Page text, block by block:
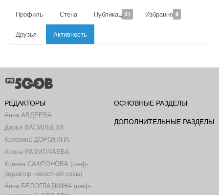
Профиль Стена Публикации
21 Избранное9
Друзья Активность
РЕДАКТОРЫ
Анна АВДЕЕВА
Дарья ВАСИЛЬЕВА
Катерина ДОРОХИНА
Алена РАЗМОЧАЕВА
Ксения САФРОНОВА (шеф-
редактор новостной совы)
Анна БЕЛОГЛАЗКИНА (шеф-
ОСНОВНЫЕ РАЗДЕЛЫ
ДОПОЛНИТЕЛЬНЫЕ РАЗДЕЛЫ